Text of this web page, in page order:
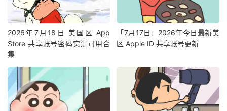
2026年7月18日 美国区 App
Store 共享账号密码实测可用合
集
「7月17日」2026年今日最新美
区 Apple ID 共享账号更新